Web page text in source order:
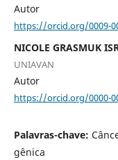
Autor
https://orcid.org/0009-
NICOLE GRASMUK
UNIAVAN
Autor
https://orcid.org/0000-
Palavras-chave:
gênica